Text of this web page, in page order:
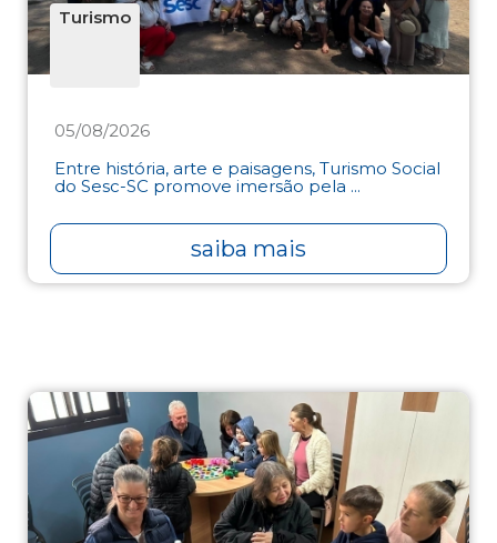
Turismo
05/08/2026
Entre história, arte e paisagens, Turismo Social
do Sesc-SC promove imersão pela ...
saiba mais